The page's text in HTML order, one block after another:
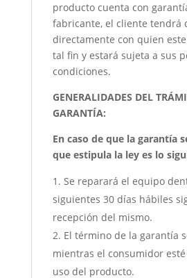
producto cuenta con
fabricante, el cliente tendrá
directamente con quien
tal fin y estará sujeta a sus
condiciones.
GENERALIDADES DEL
GARANTÍA:
En caso de que la garantía
que estipula la ley es lo
Se reparará el equipo
siguientes 30 días hábiles
recepción del mismo.
El término de la garantía
mientras el consumidor
uso del producto.